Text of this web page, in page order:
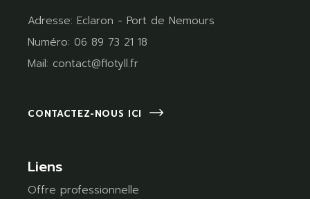
Adresse:Eclaron - Port de Nemours
Numéro:06 89 73 21 18
Mail: contact@flotyll.fr
CONTACTEZ-NOUS ICI
Liens
Offre professionnelle